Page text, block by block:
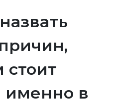
стоит
именно в